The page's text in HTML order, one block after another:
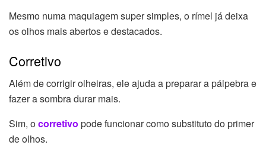
Mesmo numa maquiagem super simples, o rímel já deixa
os olhos mais abertos e destacados.
Corretivo
Além de corrigir olheiras, ele ajuda a preparar a pálpebra e
fazer a sombra durar mais.
Sim, ocorretivo pode funcionar como substituto do primer
de olhos.